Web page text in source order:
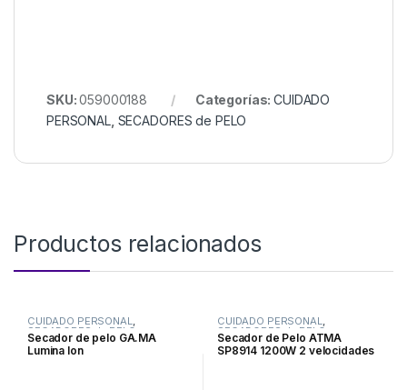
SKU:059000188 Categorías:CUIDADO
PERSONAL, SECADORES de PELO
Productos relacionados
CUIDADO PERSONAL,
SECADORES de PELO
Secador de pelo GA.MA
Lumina Ion
CUIDADO PERSONAL,
SECADORES de PELO
Secador de Pelo ATMA
SP8914 1200W 2 velocidades